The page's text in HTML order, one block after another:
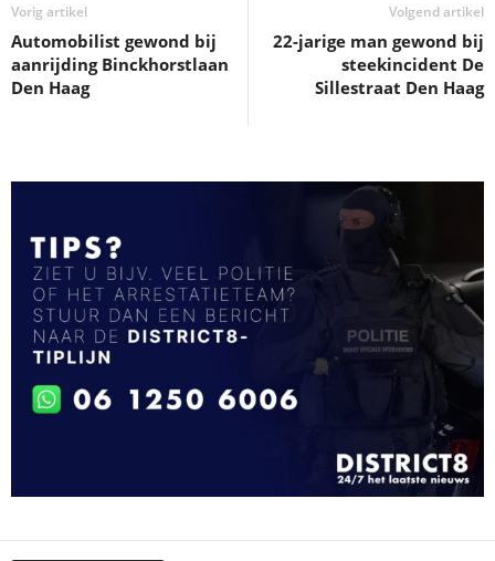
Vorig artikel
Automobilist gewond bij
aanrijding Binckhorstlaan
Den Haag
Volgend artikel
22-jarige man gewond bij
steekincident De
Sillestraat Den Haag